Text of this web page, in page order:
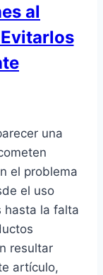
al
una
el problema
el uso
hasta la falta
resultar
artículo,